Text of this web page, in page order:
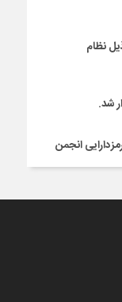
نظام
شد.
انجمن
در خودتنظیمگری
بلاکچین
و کسب و کارهای